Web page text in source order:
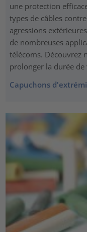
une protection
types de câbles
agressions
de nombreuses
télécoms. Découvrez
prolonger la durée
Capuchons